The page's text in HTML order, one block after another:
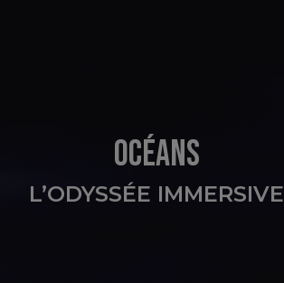
OCÉANS
L’ODYSSÉE IMMERSIVE